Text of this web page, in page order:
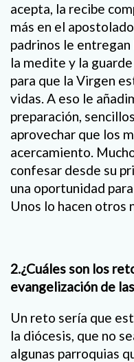
acepta, la recibe
más en el
padrinos le
la medite y la
para que la Virgen
vidas. A eso le
preparación,
aprovechar que los
acercamiento.
confesar desde su
una oportunidad
Unos lo hacen otros
2.¿Cuáles son los
evangelización de
Un reto sería que
la diócesis, que no
algunas parroquias